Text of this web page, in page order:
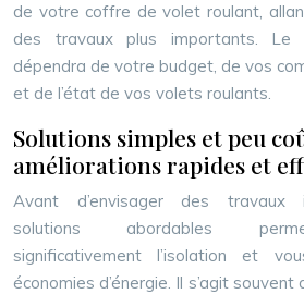
de votre coffre de volet roulant,
des travaux plus importants. Le
dépendra de votre budget, de vos
et de l’état de vos volets roulants.
Solutions simples et peu
améliorations rapides et
Avant d’envisager des travaux
solutions abordables
significativement l’isolation et
économies d’énergie. Il s’agit souvent